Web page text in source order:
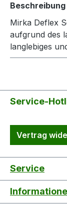
Beschreibung
Mirka Deflex
aufgrund des
langlebiges
Service-
Vertrag
Service